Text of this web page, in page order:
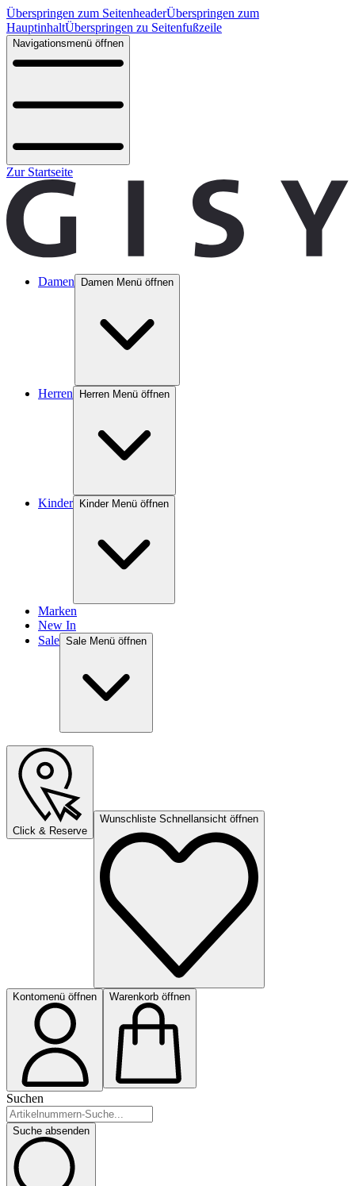
Überspringen zum SeitenheaderÜberspringen zum
HauptinhaltÜberspringen zu Seitenfußzeile
Navigationsmenü öffnen
Zur Startseite
Damen Damen Menü öffnen
Herren Herren Menü öffnen
Kinder Kinder Menü öffnen
Marken
New In
Sale Sale Menü öffnen
Click & Reserve
Wunschliste Schnellansicht öffnen
Kontomenü öffnen Warenkorb öffnen
Suchen
Suche absenden